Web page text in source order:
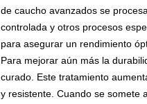
de caucho avanzados se
controlada y otros procesos
para asegurar un rendimiento
Para mejorar aún más la
curado. Este tratamiento
y resistente. Cuando se somete